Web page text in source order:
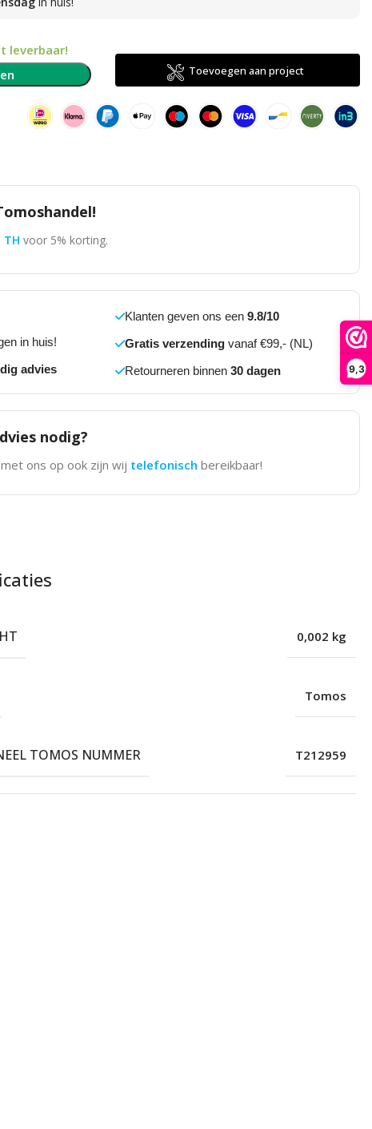
9,3
leverbaar!
Toevoegen aan project
TH voor 5% korting.
in huis!
advies
Klanten geven ons een 9.8/10
Gratis verzendingvanaf €99,- (NL)
Retourneren binnen 30 dagen
nodig?
met ons op ook zijn wij telefonisch bereikbaar!
0,002 kg
Tomos
TOMOS NUMMER T212959